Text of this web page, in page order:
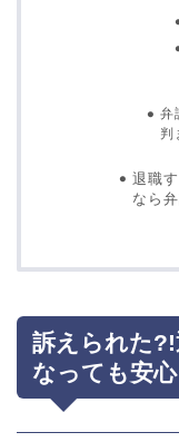
弁
判
退職
なら
訴えられた
なっても安